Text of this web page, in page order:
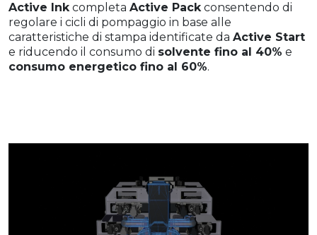
Active Inkcompleta Active Packconsentendo di
regolare i cicli di pompaggio in base alle
caratteristiche di stampa identificate da Active Start
e riducendo il consumo di solvente fino al 40% e
consumo energetico fino al 60%.